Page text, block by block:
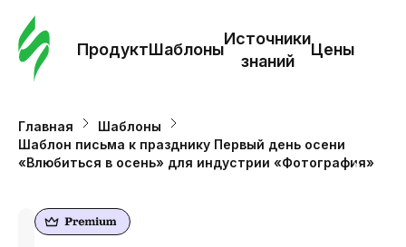
ПродуктШаблоны
Источники
знаний
Цены
Главная
Шаблоны
Шаблон письма к празднику Первый день осени
«Влюбиться в осень» для индустрии «Фотография»